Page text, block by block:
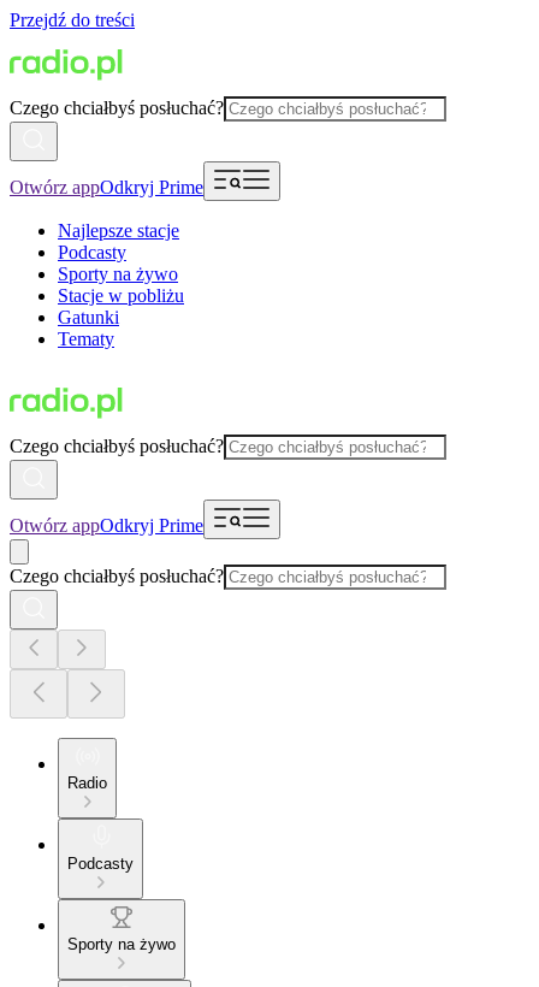
Przejdź do treści
Czego chciałbyś posłuchać?
Otwórz appOdkryj Prime
Najlepsze stacje
Podcasty
Sporty na żywo
Stacje w pobliżu
Gatunki
Tematy
Czego chciałbyś posłuchać?
Otwórz appOdkryj Prime
Czego chciałbyś posłuchać?
Radio
Podcasty
Sporty na żywo